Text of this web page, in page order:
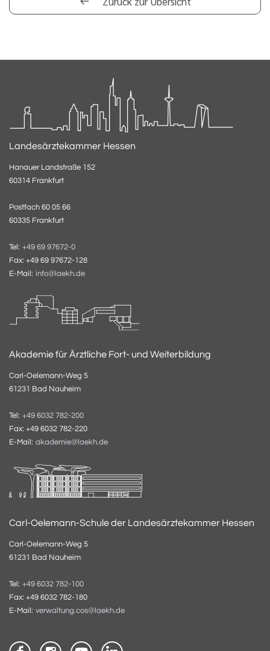
Landesärztekammer Hessen
Hanauer Landstraße 152
60314 Frankfurt
Postfach 60 05 66
60335 Frankfurt
Tel: +49 69 97672-0
Fax: +49 69 97672-128
E-Mail: info@laekh.de
Akademie für Ärztliche Fort- und Weiterbildung
Carl-Oelemann-Weg 5
61231 Bad Nauheim
Tel: +49 6032 782-200
Fax: +49 6032 782-220
E-Mail: akademie@laekh.de
Carl-Oelemann-Schule der Landesärztekammer Hessen
Carl-Oelemann-Weg 5
61231 Bad Nauheim
Tel: +49 6032 782-100
Fax: +49 6032 782-180
E-Mail: verwaltung.cos@laekh.de